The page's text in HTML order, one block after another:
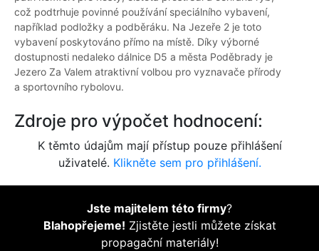
což podtrhuje povinné používání speciálního vybavení,
například podložky a podběráku. Na Jezeře 2 je toto
vybavení poskytováno přímo na místě. Díky výborné
dostupnosti nedaleko dálnice D5 a města Poděbrady je
Jezero Za Valem atraktivní volbou pro vyznavače přírody
a sportovního rybolovu.
Zdroje pro výpočet hodnocení:
K těmto údajům mají přístup pouze přihlášení
uživatelé. Klikněte sem pro přihlášení.
Jste majitelem této firmy?
Blahopřejeme! Zjistěte jestli můžete získat
propagační materiály!